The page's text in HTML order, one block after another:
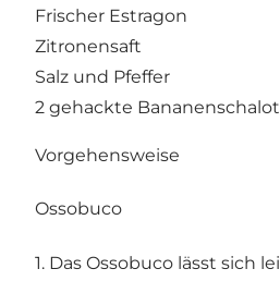
Frischer Estragon
Zitronensaft
Salz und Pfeffer
2 gehackte
Vorgehensweise
Ossobuco
1. Das Ossobuco lässt sich